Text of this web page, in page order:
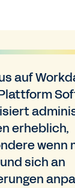
auf
erheblich,
wenn
sich an